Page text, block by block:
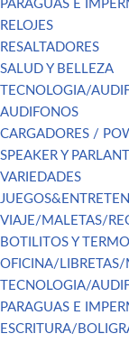
PARAGUAS E
RELOJES
RESALTADORES
SALUD Y BELLEZA
TECNOLOGIA/
AUDIFONOS
CARGADORES /
SPEAKER Y
VARIEDADES
VIAJE/MALETAS/
BOTILITOS Y
OFICINA/
TECNOLOGIA/
PARAGUAS E
ESCRITURA/